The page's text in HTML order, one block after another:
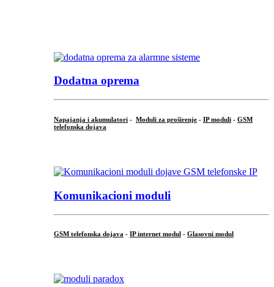
Dodatna oprema
Napajanja i akumulatori - Moduli za proširenje - IP moduli - GSM
telefonska dojava
Komunikacioni moduli
GSM telefonska dojava - IP internet modul - Glasovni modul